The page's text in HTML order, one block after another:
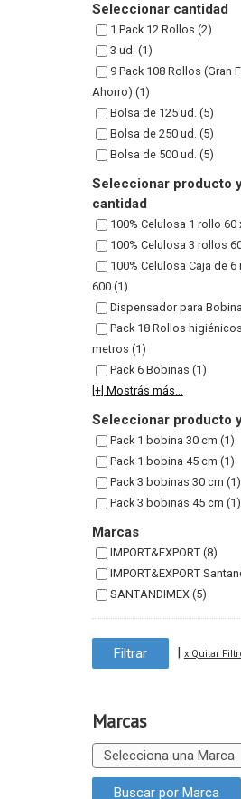
Seleccionar cantidad
1 Pack 12 Rollos (2)
3 ud. (1)
9 Pack 108 Rollos (Gran
Ahorro) (1)
Bolsa de 125 ud. (5)
Bolsa de 250 ud. (5)
Bolsa de 500 ud. (5)
Seleccionar producto
cantidad
100% Celulosa 1 rollo 60
100% Celulosa 3 rollos
100% Celulosa Caja de
600 (1)
Dispensador para
Pack 18 Rollos
metros (1)
Pack 6 Bobinas (1)
[+] Mostrás más...
Seleccionar producto
Pack 1 bobina 30 cm (1)
Pack 1 bobina 45 cm (1)
Pack 3 bobinas 30 cm (1)
Pack 3 bobinas 45 cm (1)
Marcas
IMPORT&EXPORT (8)
IMPORT&EXPORT
SANTANDIMEX (5)
| x Quitar
Marcas